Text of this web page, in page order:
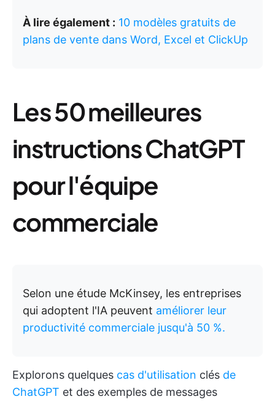
À lire également : 10 modèles gratuits de
plans de vente dans Word, Excel et ClickUp
Les 50 meilleures
instructions ChatGPT
pour l'équipe
commerciale
Selon une étude McKinsey, les entreprises
qui adoptent l'IA peuvent améliorer leur
productivité commerciale jusqu'à 50 %.
Explorons quelques cas d'utilisation clés de
ChatGPT et des exemples de messages